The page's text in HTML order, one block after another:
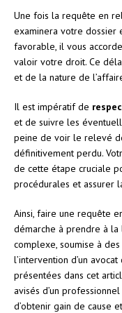
Une fois la requête en
examinera votre dossier
favorable, il vous
valoir votre droit. Ce
et de la nature de
Il est impératif de
et de suivre les
peine de voir le relevé
définitivement perdu.
de cette étape cruciale
procédurales et assurer
Ainsi, faire une requête
démarche à prendre à la
complexe, soumise à
l’intervention d’un
présentées dans cet
avisés d’un
d’obtenir gain de cause